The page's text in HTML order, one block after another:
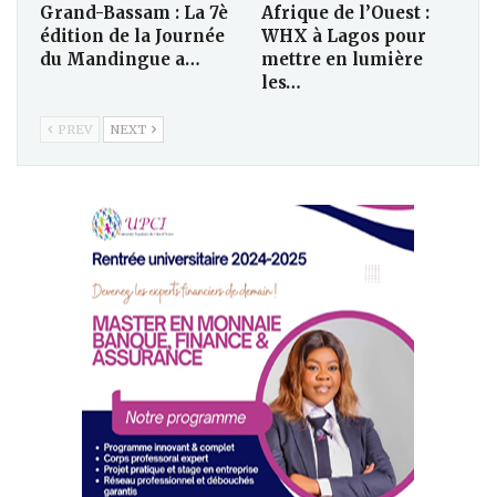
Grand-Bassam : La 7è
édition de la Journée
du Mandingue a…
Afrique de l’Ouest :
WHX à Lagos pour
mettre en lumière
les…
PREV NEXT